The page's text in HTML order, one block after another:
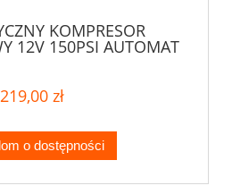
KOMPRESOR
12V 150PSI AUTOMAT
219,00 zł
o dostępności